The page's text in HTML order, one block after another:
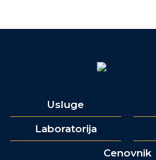
Usluge
Laboratorija
Cenovnik